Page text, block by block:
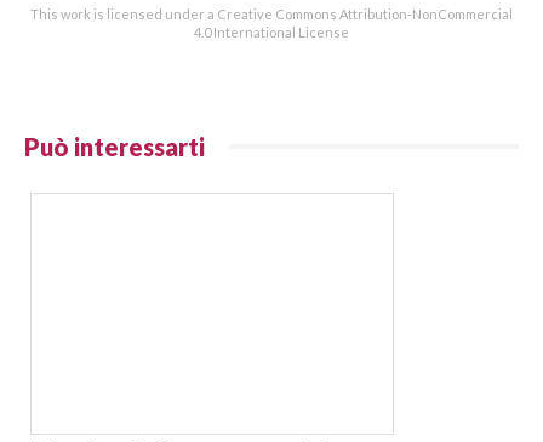
This work is licensed under a Creative Commons Attribution-NonCommercial
4.0 International License
Può interessarti